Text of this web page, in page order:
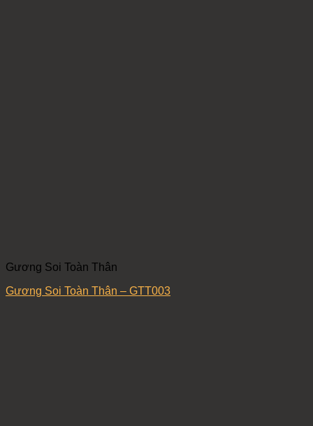
Gương Soi Toàn Thân
Gương Soi Toàn Thân – GTT003